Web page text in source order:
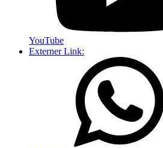
YouTube
Externer Link: